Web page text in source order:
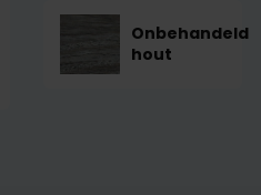
Onbehandeld
hout